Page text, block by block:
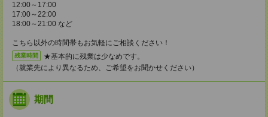
12:00～17:00
17:00～22:00
18:00～21:00 など
こちら以外の時間帯もお気軽にご相談ください！
残業時間
★基本的に残業は少なめです。
（就業先により異なるため、ご希望をお聞かせください）
期間